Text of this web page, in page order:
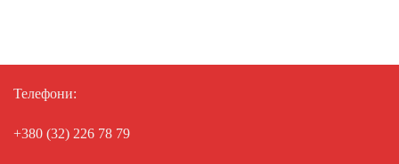
Телефони:
+380 (32) 226 78 79